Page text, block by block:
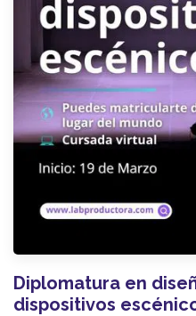
Diplomatura en
dispositivos